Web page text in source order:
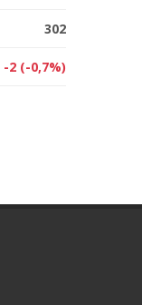
302
-2 (-0,7%)